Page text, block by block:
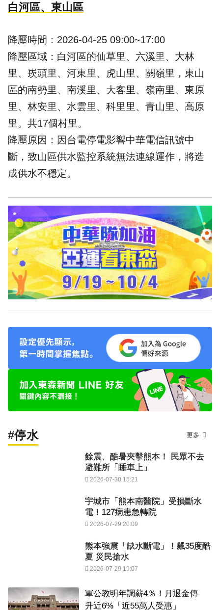
白河區、東山區
降壓時間：2026-04-25 09:00~17:00
降壓區域：白河區的仙草里、六溪里、大林
里、崁頭里、河東里、虎山里、關嶺里，東山
區的南勢里、南溪里、大客里、嶺南里、東原
里、林安里、水雲里、科里里、青山里、高原
里。共17個村里。
降壓原因：因台電停電影響中華電信訊號中
斷，致山區供水監控系統無法連線運作，將造
成供水不穩定。
#停水 更多
餘震、酷暑夾擊熊本！ 民眾不去
避難所「睡車上」
2026-07-30 15:21
宇城市「熊本南醫院」受損斷水
電！127病患急轉院
2026-07-29 20:09
熊本強震「缺水斷電」！飆35度酷
夏 災民搶水
2026-07-29 19:07
軍公教明年調薪4％！月退金傳
升近6%「近55萬人受惠」